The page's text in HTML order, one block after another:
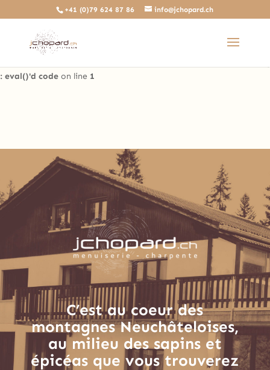
Deprecated: The predefined locally scoped $http_response_header
variable is deprecated, call http_get_last_response_headers()
instead in
: eval()'d code on line 1
+41 (0)79 624 87 86 info@jchopard.ch
C’est au coeur des
montagnes Neuchâteloises,
au milieu des sapins et
épicéas que vous trouverez